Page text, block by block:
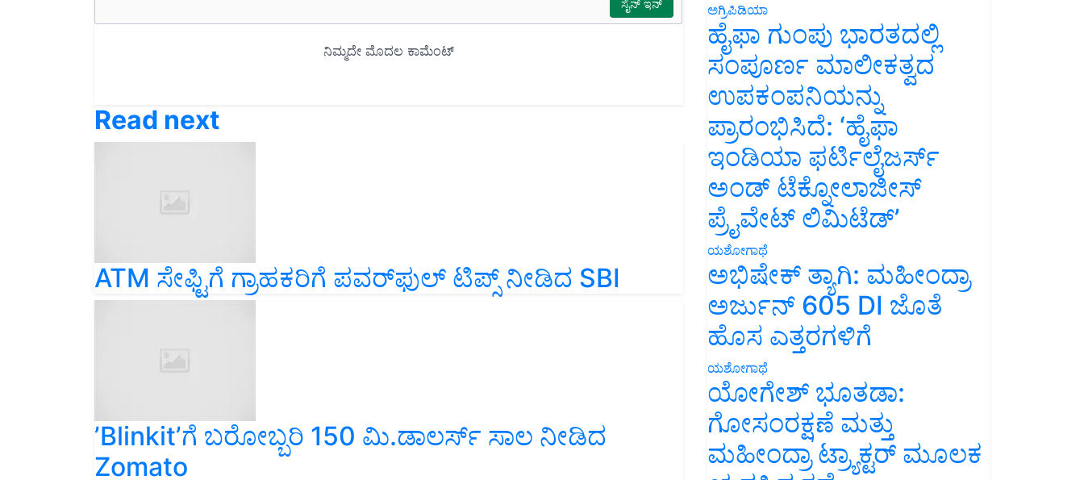
ATM ಸೇಫ್ಟಿಗೆ ಗ್ರಾಹಕರಿಗೆ ಪವರ್‌ಫುಲ್‌ ಟಿಪ್ಸ್‌ ನೀಡಿದ SBI
ʼBlinkitʼಗೆ ಬರೋಬ್ಬರಿ 150 ಮಿ.ಡಾಲರ್ಸ್‌ ಸಾಲ ನೀಡಿದ
Zomato
ಅಗ್ರಿಪಿಡಿಯಾ
ಹೈಫಾ ಗುಂಪು ಭಾರತದಲ್ಲಿ
ಸಂಪೂರ್ಣ ಮಾಲೀಕತ್ವದ
ಉಪಕಂಪನಿಯನ್ನು
ಪ್ರಾರಂಭಿಸಿದೆ: ‘ಹೈಫಾ
ಇಂಡಿಯಾ ಫರ್ಟಿಲೈಜರ್ಸ್
ಅಂಡ್ ಟೆಕ್ನೋಲಾಜೀಸ್
ಪ್ರೈವೇಟ್ ಲಿಮಿಟೆಡ್’
ಯಶೋಗಾಥೆ
ಅಭಿಷೇಕ್ ತ್ಯಾಗಿ: ಮಹೀಂದ್ರಾ
ಅರ್ಜುನ್ 605 DI ಜೊತೆ
ಹೊಸ ಎತ್ತರಗಳಿಗೆ
ಯಶೋಗಾಥೆ
ಯೋಗೇಶ್ ಭೂತಡಾ:
ಗೋಸಂರಕ್ಷಣೆ ಮತ್ತು
ಮಹೀಂದ್ರಾ ಟ್ರ್ಯಾಕ್ಟರ್ ಮೂಲಕ